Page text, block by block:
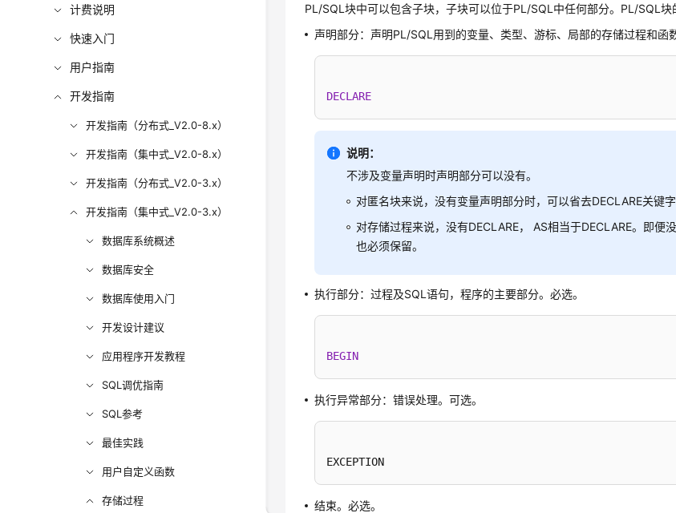
计费说明
快速入门
用户指南
开发指南
开发指南（分布式_V2.0-8.x）
开发指南（集中式_V2.0-8.x）
开发指南（分布式_V2.0-3.x）
开发指南（集中式_V2.0-3.x）
数据库系统概述
数据库安全
数据库使用入门
开发设计建议
应用程序开发教程
SQL调优指南
SQL参考
最佳实践
用户自定义函数
存储过程
PL/SQL块中可以包含子块，子块可以位于PL/SQL中任何部分。PL/SQL块
声明部分：声明PL/SQL用到的变量、类型、游标、局部的存储过程和函数
DECLARE
说明：
不涉及变量声明时声明部分可以没有。
对匿名块来说，没有变量声明部分时，可以省去DECLARE关键字
对存储过程来说，没有DECLARE， AS相当于DECLARE。即便
也必须保留。
执行部分：过程及SQL语句，程序的主要部分。必选。
BEGIN
执行异常部分：错误处理。可选。
EXCEPTION
结束。必选。